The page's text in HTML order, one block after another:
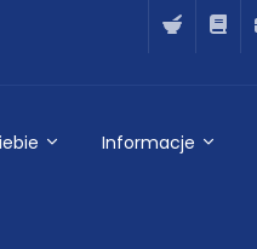
Informacje